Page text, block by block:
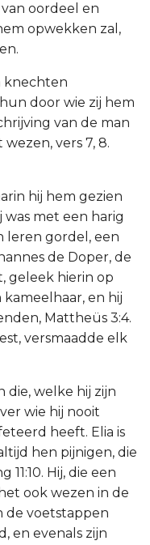
oordeel en
opwekken zal,
knechten
door wie zij hem
van de man
vers 7, 8.
hij hem gezien
was met een harig
leren gordel, een
de Doper, de
geleek hierin op
en hij
Mattheüs 3:4.
versmaadde elk
die, welke hij zijn
wie hij nooit
heeft. Elia is
hen pijnigen, die
Hij, die een
ook wezen in de
de voetstappen
en evenals zijn